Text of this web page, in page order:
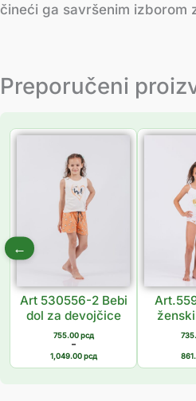
čineći ga savršenim izborom
Preporučeni
←
Art 530556-2 Bebi
dol za devojčice
755.00рсд
–
1,049.00рсд
Распон
755.00 рсд
до
1,049.00 рсд